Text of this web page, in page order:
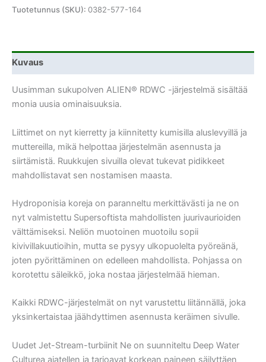
Tuotetunnus (SKU): 0382-577-164
Kuvaus
Uusimman sukupolven ALIEN® RDWC -järjestelmä sisältää
monia uusia ominaisuuksia.
Liittimet on nyt kierretty ja kiinnitetty kumisilla aluslevyillä ja
muttereilla, mikä helpottaa järjestelmän asennusta ja
siirtämistä. Ruukkujen sivuilla olevat tukevat pidikkeet
mahdollistavat sen nostamisen maasta.
Hydroponisia koreja on paranneltu merkittävästi ja ne on
nyt valmistettu Supersoftista mahdollisten juurivaurioiden
välttämiseksi. Neliön muotoinen muotoilu sopii
kivivillakuutioihin, mutta se pysyy ulkopuolelta pyöreänä,
joten pyörittäminen on edelleen mahdollista. Pohjassa on
korotettu säleikkö, joka nostaa järjestelmää hieman.
Kaikki RDWC-järjestelmät on nyt varustettu liitännällä, joka
yksinkertaistaa jäähdyttimen asennusta keräimen sivulle.
Uudet Jet-Stream-turbiinit Ne on suunniteltu Deep Water
Culturea ajatellen ja tarjoavat korkean paineen säilyttäen